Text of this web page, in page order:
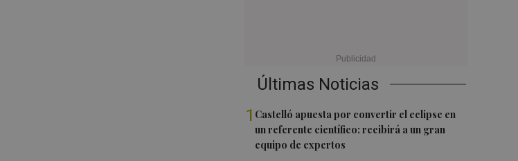
Últimas Noticias
1 Castelló apuesta por convertir el eclipse en
un referente científico: recibirá a un gran
equipo de expertos